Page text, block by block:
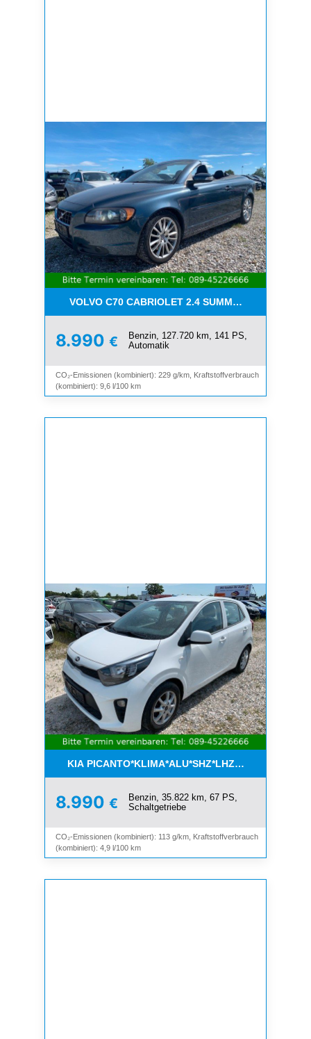
VOLVO C70 CABRIOLET 2.4
8.990 €
Benzin, 127.720 km, 141 PS,
Automatik
CO₂-Emissionen (kombiniert): 229 g/km, Kraftstoffverbrauch
(kombiniert): 9,6 l/100 km
KIA PICANTO*KLIMA*ALU*SHZ*LHZ*BLUETOOTH*
8.990 €
Benzin, 35.822 km, 67 PS,
Schaltgetriebe
CO₂-Emissionen (kombiniert): 113 g/km, Kraftstoffverbrauch
(kombiniert): 4,9 l/100 km